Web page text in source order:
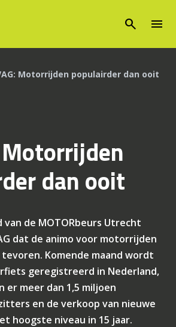
search menu
Motorrijden populairder dan ooit
Motorrijden
dan ooit
van de MOTORbeurs Utrecht
dat de animo voor motorrijden
Komende maand wordt
geregistreerd in Nederland,
meer dan 1,5 miljoen
en de verkoop van nieuwe
hoogste niveau in 15 jaar.